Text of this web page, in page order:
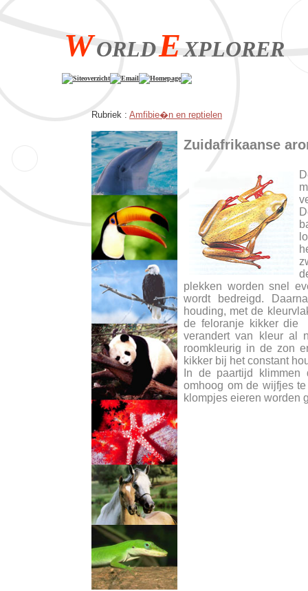
WORLDEXPLORER
Siteoverzicht Email Homepage
Rubriek : Amfibie�n en reptielen
Zuidafrikaanse
plekken worden snel
wordt bedreigd.
houding, met de
de feloranje kikker die
verandert van kleur al
roomkleurig in de zon
kikker bij het constant
In de paartijd klimmen
omhoog om de wijfjes
klompjes eieren worden